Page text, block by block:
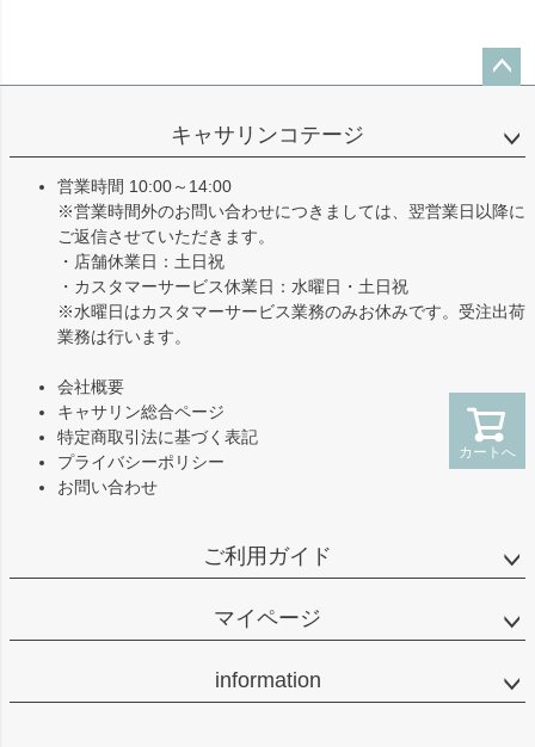
カートへ
ップ
キャサリンコテージ
営業時間 10:00～14:00
※営業時間外のお問い合わせにつきましては、翌営業日以降に
ご返信させていただきます。
・店舗休業日：土日祝
・カスタマーサービス休業日：水曜日・土日祝
※水曜日はカスタマーサービス業務のみお休みです。受注出荷
業務は行います。
会社概要
キャサリン総合ページ
特定商取引法に基づく表記
プライバシーポリシー
お問い合わせ
ご利用ガイド
マイページ
information